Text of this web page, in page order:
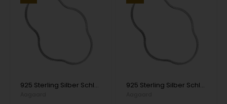
925 Sterling Silber Schlangenkette Halsketten, 2,8 x 1,0 mm - 38 cm 925 Sterling Silber Schlangenkette Halsketten, 4,0 x 1,2 mm - 45 cm